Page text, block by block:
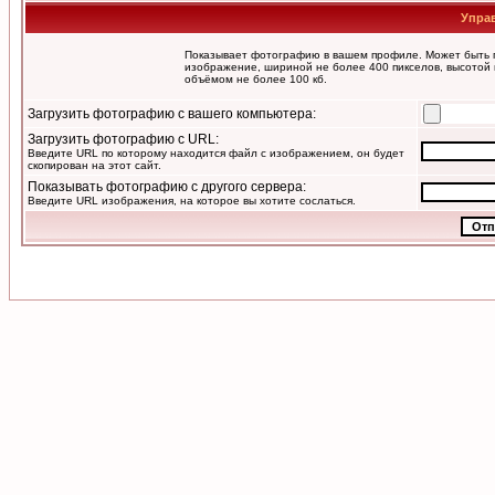
Показывает фотографию в вашем профиле. Может быть
изображение, шириной не более 400 пикселов, высотой
объёмом не более 100 кб.
Загрузить фотографию с вашего компьютера:
Загрузить фотографию с URL:
Введите URL по которому находится файл с изображением, он будет
скопирован на этот сайт.
Показывать фотографию с другого сервера:
Введите URL изображения, на которое вы хотите сослаться.